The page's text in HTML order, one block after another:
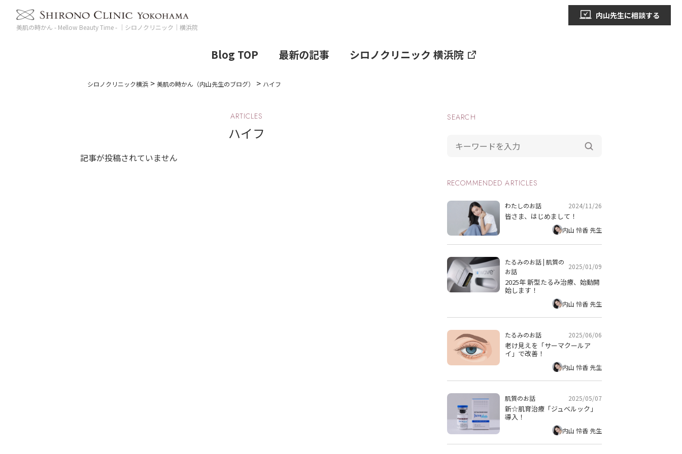
美肌の時かん - Mellow Beauty Time - ｜シロノクリニック｜横浜院
Blog TOP 最新の記事 シロノクリニック 横浜院
内山先生に相談する
シロノクリニック横浜 > 美肌の時かん（内山先生のブログ） > ハイフ
ARTICLES
ハイフ
記事が投稿されていません
SEARCH
RECOMMENDED ARTICLES
わたしのお話 2024/11/26
皆さま、はじめまして！
内山 怜香 先生
たるみのお話| 肌質の
お話
2025/01/09
2025年 新型たるみ治療、始動開
始します！
内山 怜香 先生
たるみのお話 2025/06/06
老け見えを「サーマクールア
イ」で改善！
内山 怜香 先生
肌質のお話 2025/05/07
新☆肌育治療「ジュベルック」
導入！
内山 怜香 先生